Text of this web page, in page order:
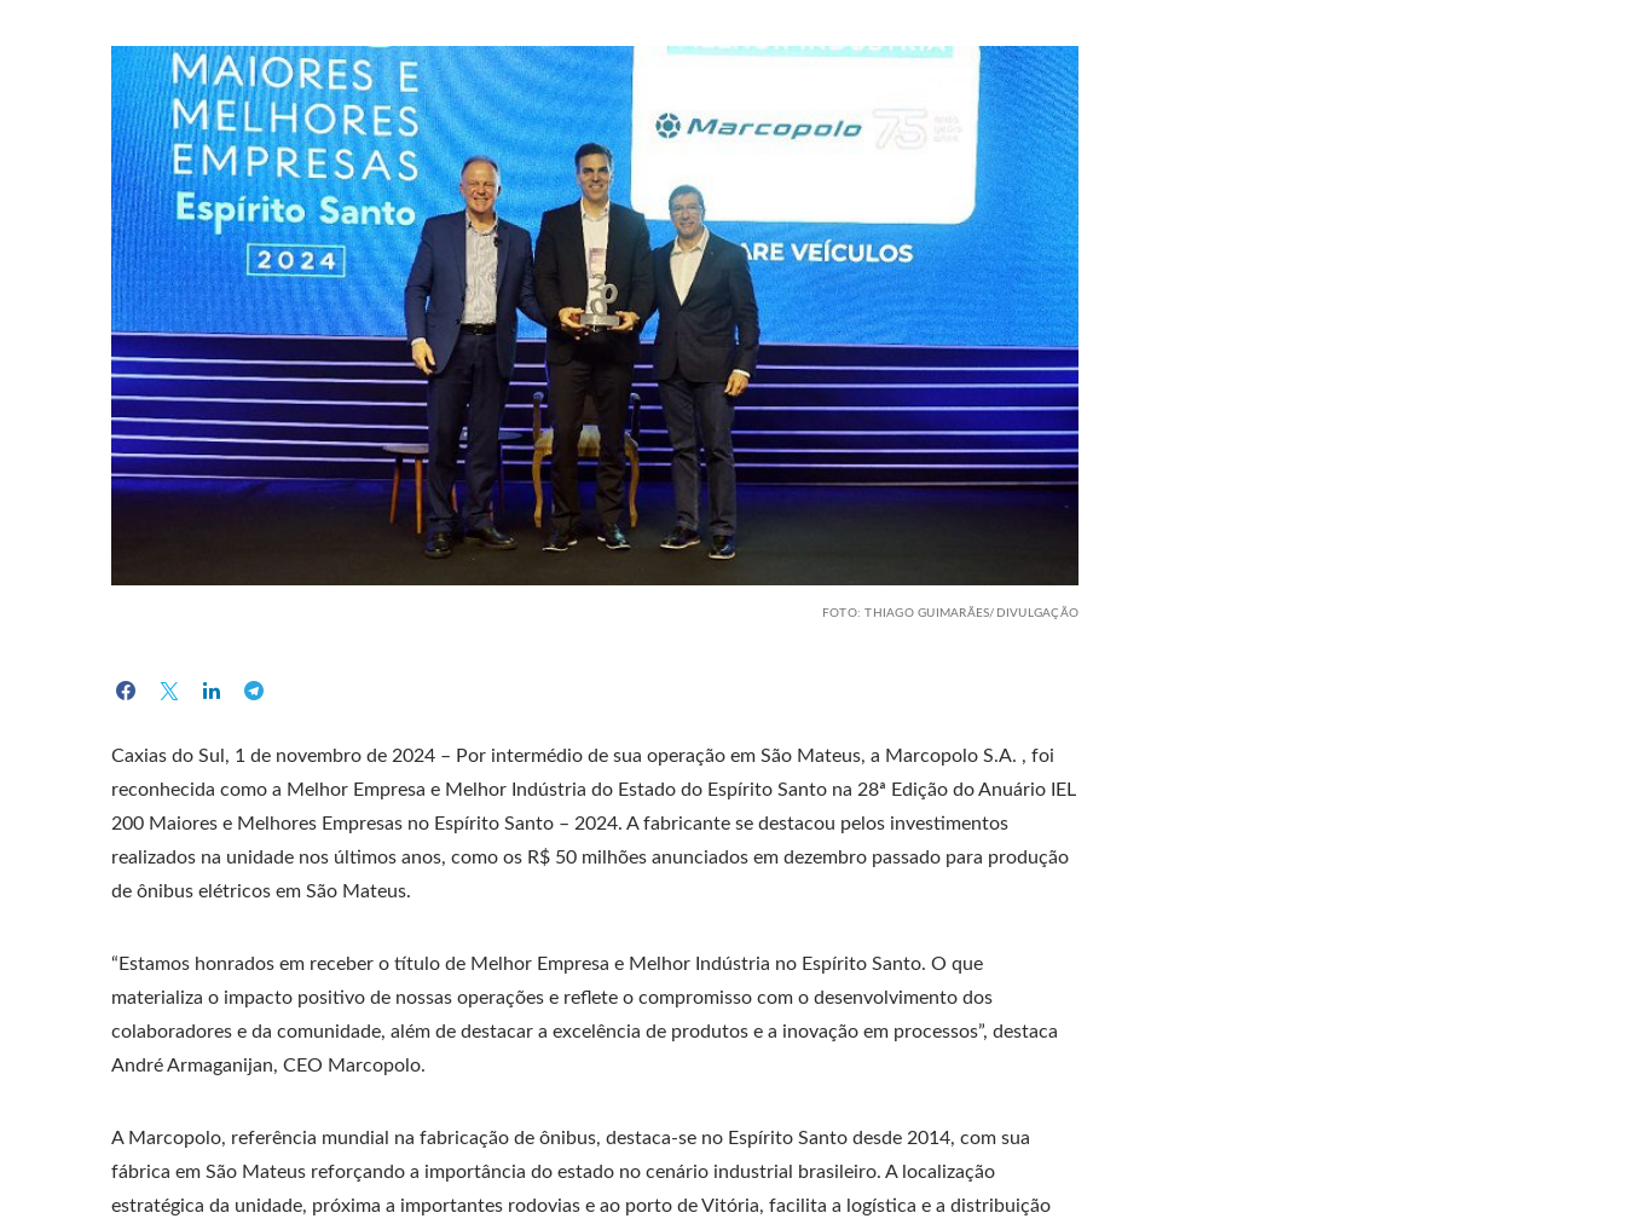
FOTO: THIAGO GUIMARÃES/DIVULGAÇÃO
Caxias do Sul, 1 de novembro de 2024 – Por intermédio de sua operação em São Mateus, a Marcopolo S.A. , foi
reconhecida como a Melhor Empresa e Melhor Indústria do Estado do Espírito Santo na 28ª Edição do Anuário IEL
200 Maiores e Melhores Empresas no Espírito Santo – 2024. A fabricante se destacou pelos investimentos
realizados na unidade nos últimos anos, como os R$ 50 milhões anunciados em dezembro passado para produção
de ônibus elétricos em São Mateus.
“Estamos honrados em receber o título de Melhor Empresa e Melhor Indústria no Espírito Santo. O que
materializa o impacto positivo de nossas operações e reflete o compromisso com o desenvolvimento dos
colaboradores e da comunidade, além de destacar a excelência de produtos e a inovação em processos”, destaca
André Armaganijan, CEO Marcopolo.
A Marcopolo, referência mundial na fabricação de ônibus, destaca-se no Espírito Santo desde 2014, com sua
fábrica em São Mateus reforçando a importância do estado no cenário industrial brasileiro. A localização
estratégica da unidade, próxima a importantes rodovias e ao porto de Vitória, facilita a logística e a distribuição